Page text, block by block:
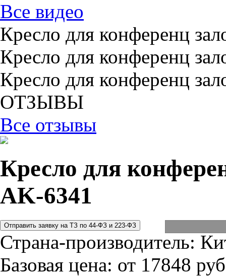
Все видео
Кресло для конференц
Кресло для конференц
Кресло для конференц
ОТЗЫВЫ
Все отзывы
Кресло для
AK-6341
Страна-производитель:
Базовая цена: от 17848